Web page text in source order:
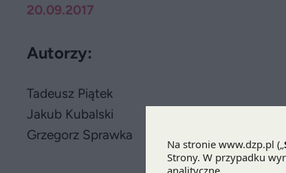
20.09.2017
Autorzy:
Tadeusz Piątek
Jakub Kubalski
Grzegorz Sprawka